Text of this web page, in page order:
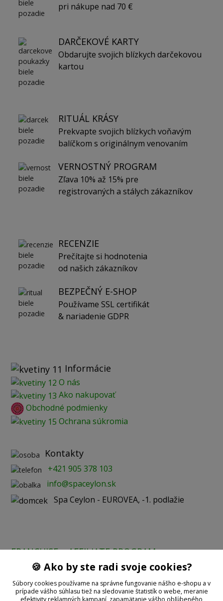
pri nákupe nad 70 €
DARČEKOVÉ KARTY
Obdarujte svojich blízkych darčekovou
kartou
RITUÁL KRÁSY
Prekvapte svojich blízkych voňavým
balíčkom s originálnym venovaním
VERNOSTNÝ PROGRAM
Zľava 10% až 15% pre
registrovaných a stálych zákazníkov
RECENZIE
Prečítajte si hodnotenia
od našich zákazníkov
BEZPEČNÝ E-SHOP
Používame SSL certifikát
& nariadenie GDPR
Informácie
O nás
Ako nakupovať
Obchodné podmienky
Ochrana súkromia
Kontakty
+421 905 378 103
info@spaceylon.sk
Spa Ceylon - EUROVEA, -1. podlažie
FRANCHISE AFFILIATE PROGRAM
Prijímame online platby:
🍪 Ako by ste radi svoje cookies?
Súbory cookies používame na správne fungovanie nášho e-shopu a v
prípade vášho súhlasu tiež na sledovanie štatistík o webe, meranie